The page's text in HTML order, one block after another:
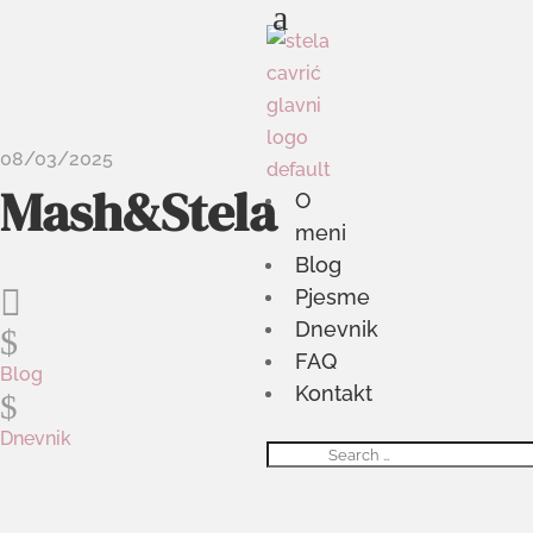
O
meni
Blog
Pjesme
Dnevnik
FAQ
Kontakt
a
08/03/2025
Mash&Stela

$
Blog
$
Dnevnik